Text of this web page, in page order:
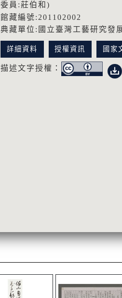
委員:莊伯和)
館藏編號:201102002
典藏單位:國立臺灣工藝研究發
詳細資料 授權資訊 國家
描述文字授權：